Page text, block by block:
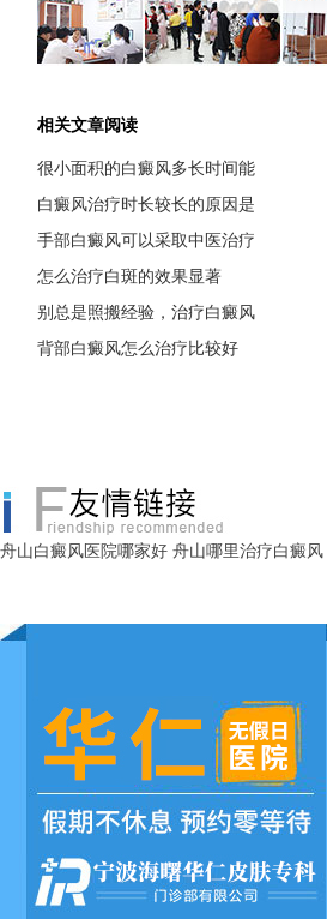
相关文章阅读
很小面积的白癜风多长时间能
白癜风治疗时长较长的原因是
手部白癜风可以采取中医治疗
怎么治疗白斑的效果显著
别总是照搬经验，治疗白癜风
背部白癜风怎么治疗比较好
舟山白癜风医院哪家好 舟山哪里治疗白癜风